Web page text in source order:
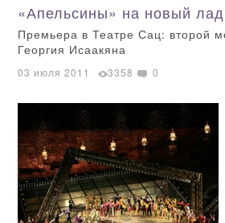
«Апельсины» на новый лад
Премьера в Театре Сац: второй
Георгия Исаакяна
03 июля 2011 3358 0